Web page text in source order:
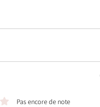
sur 5.Pas encore de note